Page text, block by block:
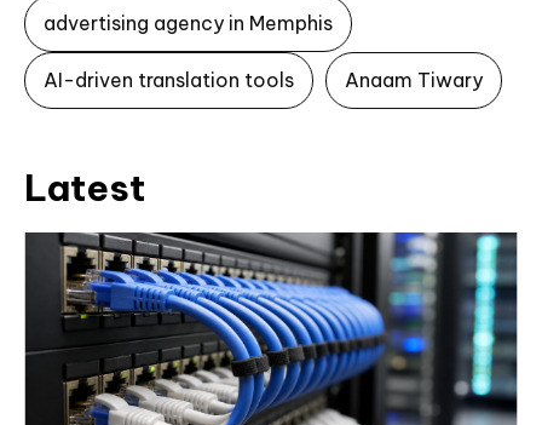
advertising agency in Memphis
AI-driven translation tools Anaam Tiwary
Latest